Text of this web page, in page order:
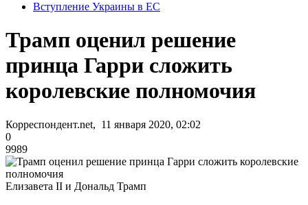
Вступление Украины в ЕС
Трамп оценил решение
принца Гарри сложить
королевские полномочия
Корреспондент.net, 11 января 2020, 02:02
0
9989
Елизавета II и Дональд Трамп